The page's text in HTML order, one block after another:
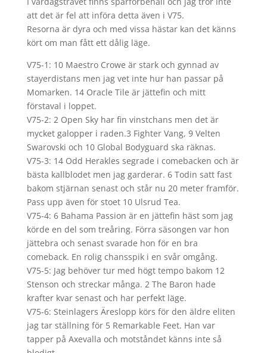
att det är fel att införa detta även i V75.
Resorna är dyra och med vissa hästar kan det känns
kört om man fått ett dålig läge.
V75-1: 10 Maestro Crowe är stark och gynnad av
stayerdistans men jag vet inte hur han passar på
Momarken. 14 Oracle Tile är jättefin och mitt
förstaval i loppet.
V75-2: 2 Open Sky har fin vinstchans men det är
mycket galopper i raden.3 Fighter Vang, 9 Velten
Swarovski och 10 Global Bodyguard ska räknas.
V75-3: 14 Odd Herakles segrade i comebacken och är
bästa kallblodet men jag garderar. 6 Todin satt fast
bakom stjärnan senast och står nu 20 meter framför.
Pass upp även för stoet 10 Ulsrud Tea.
V75-4: 6 Bahama Passion är en jättefin häst som jag
körde en del som treåring. Förra säsongen var hon
jättebra och senast svarade hon för en bra
comeback. En rolig chansspik i en svår omgång.
V75-5: Jag behöver tur med högt tempo bakom 12
Stenson och streckar många. 2 The Baron hade
krafter kvar senast och har perfekt läge.
V75-6: Steinlagers Äreslopp körs för den äldre eliten
jag tar ställning för 5 Remarkable Feet. Han var
tapper på Axevalla och motståndet känns inte så